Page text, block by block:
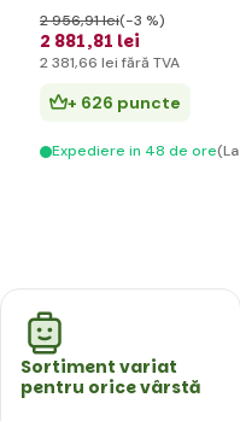
2 881,81 lei
2 956,91 lei(-3 %)
2 381,66 lei fără TVA
+ 626 puncte
Expediere in 48 de ore
Sortiment variat
pentru orice vârstă